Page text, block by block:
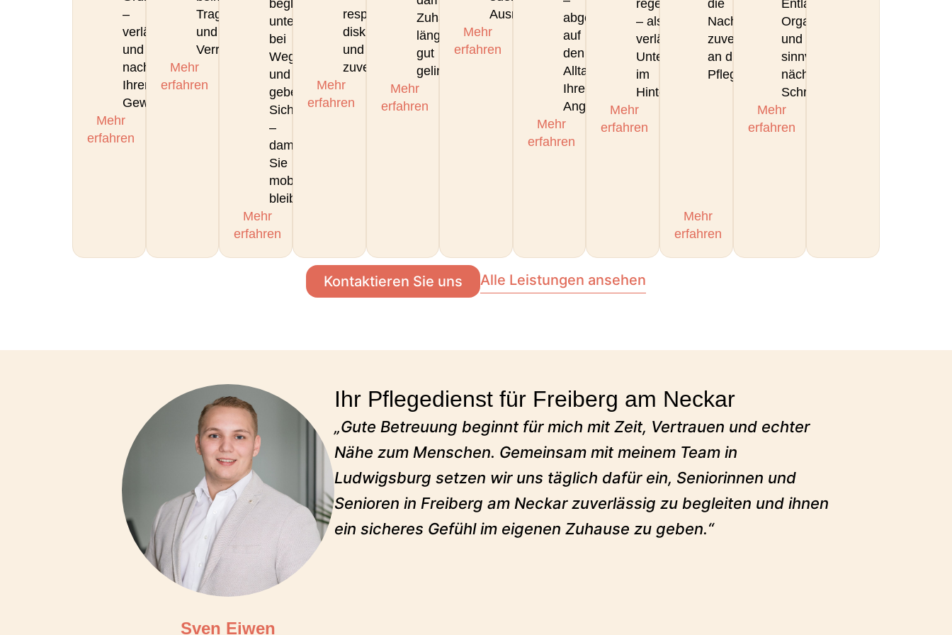
–
verlässlich
und
nach
Ihren
Gewohnheiten.
Mehr
erfahren
Tragen
und
Verräumen.
Mehr
erfahren
begleiten,
unterstützen
bei
Wegen
und
geben
Sicherheit
–
damit
Sie
mobil
bleiben.
Mehr
erfahren
respektvoll,
diskret
und
zuverlässig.
Mehr
erfahren
Zuhause
länger
gut
gelingt.
Mehr
erfahren
Ausnahmesituationen.
Mehr
erfahren
abgestimmt
auf
den
Alltag
Ihrer
Angehörigen.
Mehr
erfahren
regelmäßig
– als
verlässliche
Unterstützung
im
Hintergrund.
Mehr
erfahren
die
Nachweise
zuverlässig
an die
Pflegekasse.
Mehr
erfahren
Entlastung,
Organisation
und
sinnvollen
nächsten
Schritten.
Mehr
erfahren
Kontaktieren Sie uns Alle Leistungen ansehen
Sven Eiwen
Ihr Pflegedienst für Freiberg am Neckar
„Gute Betreuung beginnt für mich mit Zeit, Vertrauen und echter
Nähe zum Menschen. Gemeinsam mit meinem Team in
Ludwigsburg setzen wir uns täglich dafür ein, Seniorinnen und
Senioren in Freiberg am Neckar zuverlässig zu begleiten und ihnen
ein sicheres Gefühl im eigenen Zuhause zu geben.“